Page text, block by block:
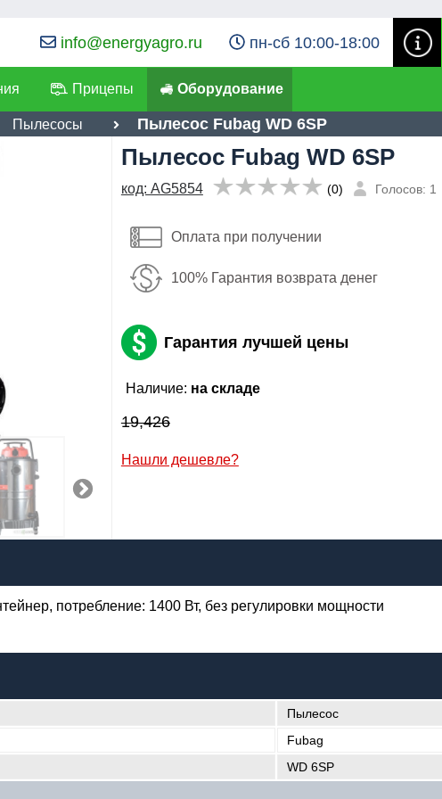
info@energyagro.ru пн-сб 10:00-18:00
Прицепы Оборудование
Пылесосы Пылесос Fubag WD 6SP
Пылесос Fubag WD 6SP
код: AG5854 (0) Голосов: 1
Оплата при получении
100% Гарантия возврата денег
Гарантия лучшей цены
Наличие: на складе
19,426
Нашли дешевле?
потребление: 1400 Вт, без регулировки мощности
Пылесос
Fubag
WD 6SP
руб
обработку
данных
руб
персональных данных